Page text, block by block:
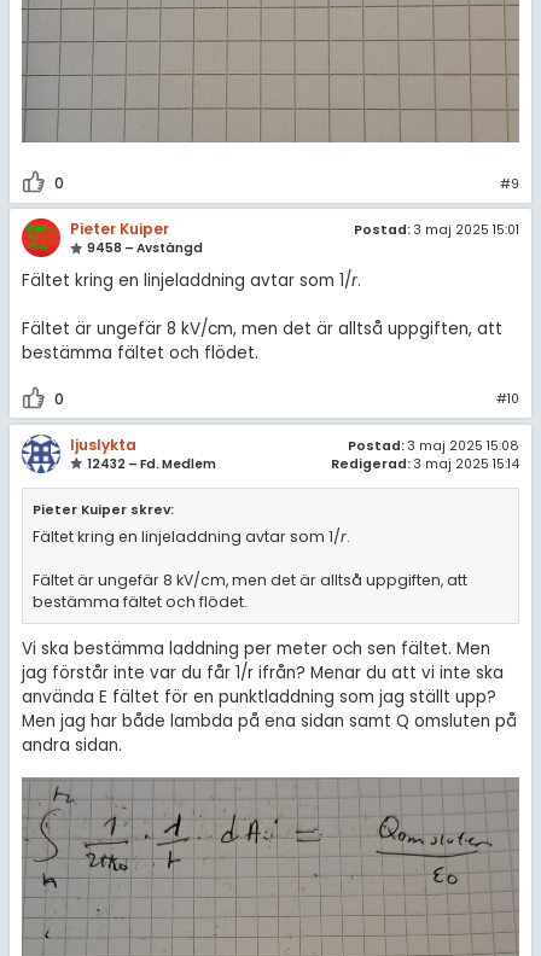
0 #9
Pieter Kuiper
9458 – Avstängd
Postad: 3 maj 2025 15:01
Fältet kring en linjeladdning avtar som 1/r.
Fältet är ungefär 8 kV/cm, men det är alltså uppgiften, att
bestämma fältet och flödet.
0 #10
ljuslykta
12432 – Fd. Medlem
Postad: 3 maj 2025 15:08
Redigerad: 3 maj 2025 15:14
Pieter Kuiper skrev:
Fältet kring en linjeladdning avtar som 1/r.
Fältet är ungefär 8 kV/cm, men det är alltså uppgiften, att
bestämma fältet och flödet.
Vi ska bestämma laddning per meter och sen fältet. Men
jag förstår inte var du får 1/r ifrån? Menar du att vi inte ska
använda E fältet för en punktladdning som jag ställt upp?
Men jag har både lambda på ena sidan samt Q omsluten på
andra sidan.